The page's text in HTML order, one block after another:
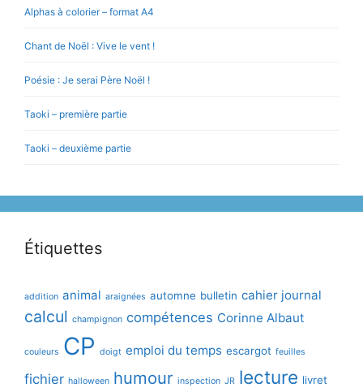
Alphas à colorier – format A4
Chant de Noël : Vive le vent !
Poésie : Je serai Père Noël !
Taoki – première partie
Taoki – deuxième partie
Étiquettes
addition animal araignées automne bulletin cahier journal
calcul champignon compétences Corinne Albaut
couleurs CP doigt emploi du temps escargot feuilles
fichier halloween humour inspection JR lecture livret